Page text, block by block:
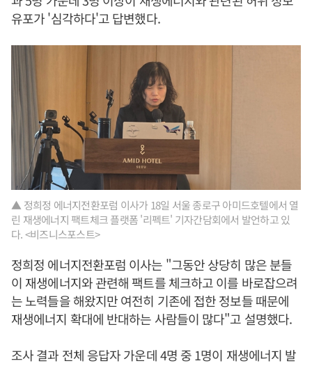
유포가 '심각하다'고 답변했다.
▲ 정희정 에너지전환포럼 이사가 18일 서울 종로구 아미드호텔에서 열
린 재생에너지 팩트체크 플랫폼 '리펙트' 기자간담회에서 발언하고 있
다. <비즈니스포스트>
정희정 에너지전환포럼 이사는 "그동안 상당히 많은 분들
이 재생에너지와 관련해 팩트를 체크하고 이를 바로잡으려
는 노력들을 해왔지만 여전히 기존에 접한 정보들 때문에
재생에너지 확대에 반대하는 사람들이 많다"고 설명했다.
조사 결과 전체 응답자 가운데 4명 중 1명이 재생에너지 발